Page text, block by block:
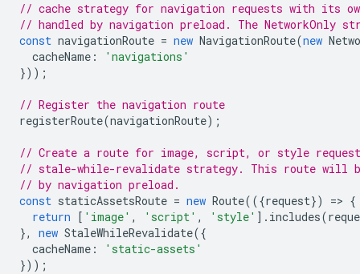
// cache strategy for navigation requests with its
// handled by navigation preload. The NetworkOnly
const navigationRoute = new NavigationRoute(new
cacheName :
'navigations'
}));
// Register the navigation route
registerRoute(navigationRoute);
// Create a route for image, script, or style
// stale-while-revalidate strategy. This route will
// by navigation preload.
const staticAssetsRoute = new Route(({request}) => {
return
[ 'image' , 'script' , 'style' ]. includes(
},
new StaleWhileRevalidate({
cacheName :
'static-assets'
}));